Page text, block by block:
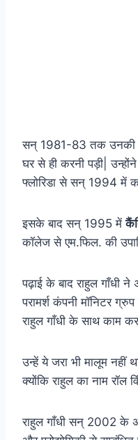
सन् 1981-83 तक उनकी
घर से ही करनी पड़ी|
फ्लोरिडा से सन् 1994 में
इसके बाद सन् 1995 में
कॉलेज से एम.फिल. की
पढ़ाई के बाद राहुल गाँधी
परामर्श कंपनी मॉनिटर
राहुल गाँधी के साथ काम
उन्हें ये जरा भी मालूम
क्योंकि राहुल का नाम रॉल
राहुल गाँधी सन् 2002 के